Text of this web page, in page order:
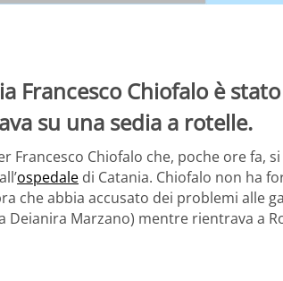
Francesco Chiofalo è stato
su una sedia a rotelle.
Chiofalo che, poche ore fa, si
ospedale di Catania. Chiofalo non ha
che abbia accusato dei problemi alle
Marzano) mentre rientrava a